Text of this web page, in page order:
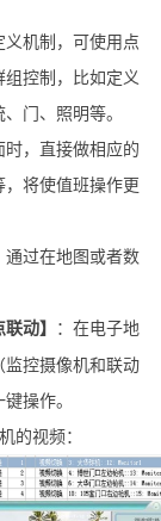
机制，可使用点
控制，比如定义
门、照明等。
，直接做相应的
将使值班操作更
通过在地图或者数
联动】
：在电子地
监控摄像机和联动
操作。
视频：